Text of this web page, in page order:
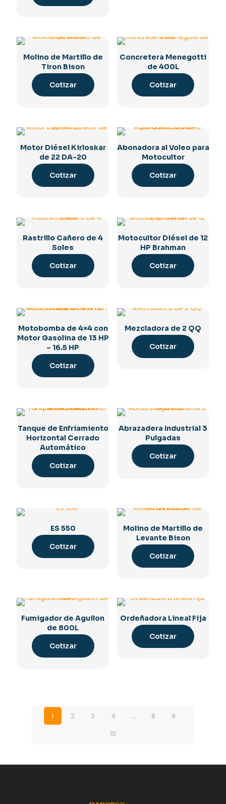
Molino de Martillo de
Tiron Bison
Cotizar
Concretera Menegotti
de 400L
Cotizar
Motor Diésel Kirloskar
de 22 DA-20
Cotizar
Abonadora al Voleo para
Motocultor
Cotizar
Rastrillo Cañero de 4
Soles
Cotizar
Motocultor Diésel de 12
HP Brahman
Cotizar
Motobomba de 4×4 con
Motor Gasolina de 13 HP
– 16.5 HP
Cotizar
Mezcladora de 2 QQ
Cotizar
Tanque de Enfriamiento
Horizontal Cerrado
Automático
Cotizar
Abrazadera Industrial 3
Pulgadas
Cotizar
ES 550
Cotizar
Molino de Martillo de
Levante Bison
Cotizar
Fumigador de Aguilon
de 800L
Cotizar
Ordeñadora Lineal Fija
Cotizar
1 2 3 4 … 8
9
10